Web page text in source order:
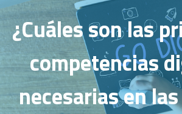
¿Cuáles son las
competencias
necesarias en